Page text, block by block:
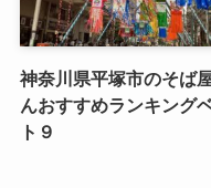
神奈川県平塚市のそば
んおすすめランキング
ト９